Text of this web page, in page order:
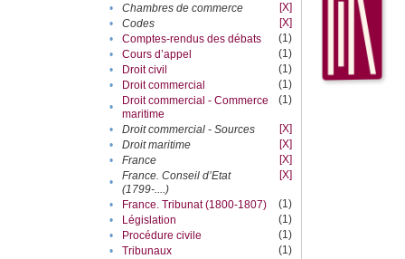
•
Chambres de commerce
[X]
•
Codes
[X]
•
Comptes-rendus des débats
(1)
•
Cours d’appel
(1)
•
Droit civil
(1)
•
Droit commercial
(1)
•
Droit commercial - Commerce
maritime
(1)
• Droit commercial - Sources
[X]
•
Droit maritime
[X]
•
France
[X]
•
France. Conseil d’Etat
(1799-....)
[X]
• France. Tribunat (1800-1807)
(1)
•
Législation
(1)
•
Procédure civile
(1)
•
Tribunaux
(1)